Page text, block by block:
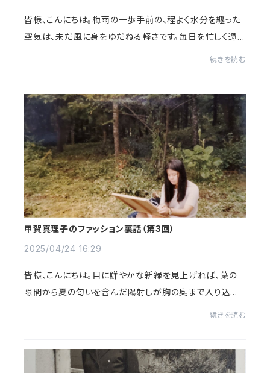
皆様、こんにちは。梅雨の一歩手前の、程よく水分を纏った
空気は、未だ風に身をゆだねる軽さです。毎日を忙しく過ご
続きを読む
甲賀真理子のファッション裏話（第3回）
2025/04/24 16:29
皆様、こんにちは。目に鮮やかな新緑を見上げれば、葉の
隙間から夏の匂いを含んだ陽射しが胸の奥まで入り込み、
続きを読む